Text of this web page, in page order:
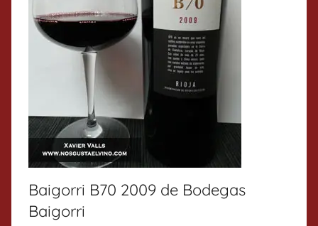
Baigorri B70 2009 de Bodegas
Baigorri